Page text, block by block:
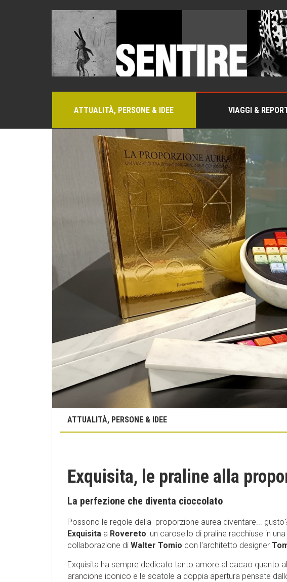
ATTUALITÀ, PERSONE & IDEE VIAGGI &
ATTUALITÀ, PERSONE & IDEE
Exquisita, le praline alla
La perfezione che diventa cioccolato
Possono le regole della proporzione aurea diventare...
Exquisita a Rovereto: un carosello di praline racchiuse in
collaborazione di Walter Tomio con l'architetto designer
Exquisita ha sempre dedicato tanto amore al cacao quanto
arancione iconico e le scatole a doppia apertura pensate